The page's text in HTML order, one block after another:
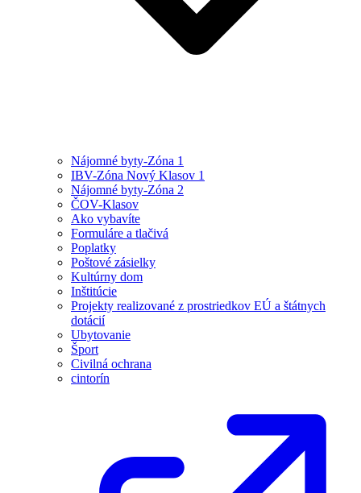
Nájomné byty-Zóna 1
IBV-Zóna Nový Klasov 1
Nájomné byty-Zóna 2
ČOV-Klasov
Ako vybavíte
Formuláre a tlačivá
Poplatky
Poštové zásielky
Kultúrny dom
Inštitúcie
Projekty realizované z prostriedkov EÚ a štátnych
dotácií
Ubytovanie
Šport
Civilná ochrana
cintorín